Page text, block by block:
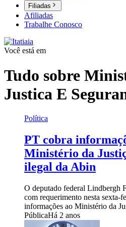
Filiadas
Afiliadas
Trabalhe Conosco
Você está em
Tudo sobre
Justica E
Política
PT cobra
Ministério da
ilegal da Abin
O deputado federal Lindbergh
com requerimento nesta sexta-
informações ao Ministério da
PúblicaHá 2 anos